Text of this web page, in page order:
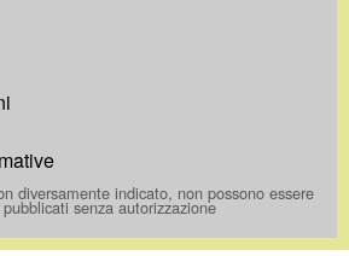
diversamente indicato, non possono essere
senza autorizzazione